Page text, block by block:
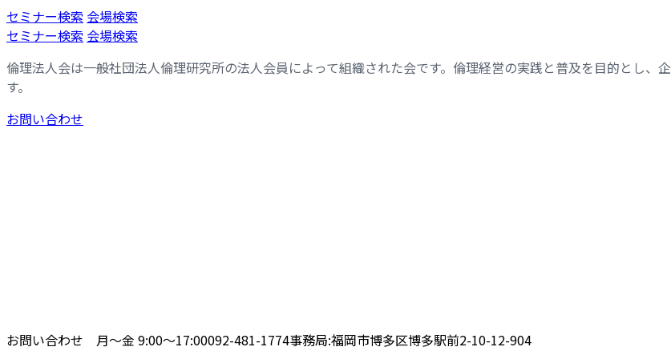
コ
ン
ン
ツ
へ
ス
ナ
ビ
ー
シ
ョ
ン
セミナー検索 会場検索
セミナー検索 会場検索
倫理法人会は一般社団法人倫理研究所の法人会員によって組織された会です。倫理経営の実践と普及を目的とし
す。
お問い合わせ
お問い合わせ 月〜金 9:00〜17:00092-481-1774事務局:福岡市博多区博多駅前2-10-12-904